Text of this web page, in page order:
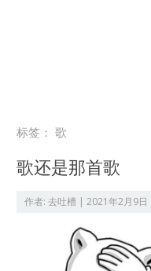
标签：歌
歌还是那首歌
作者:去吐槽 |2021年2月9日